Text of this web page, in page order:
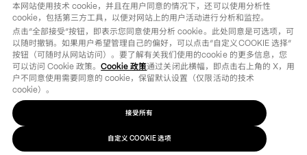
OTB SPA - ALL RIGHTS RESERVED - VAT IT01571110244
法律条款
本网站使用技术 cookie，并且在用户同意的情况下，还可以使用分析性
cookie，包括第三方工具，以便对网站上的用户活动进行分析和监控。
点击“全部接受”按钮，即表示您同意使用分析 cookie。此处同意是可选项，可
以随时撤销。如果用户希望管理自己的偏好，可以点击“自定义COOKIE 选择”
按钮（可随时从网站访问）。要了解有关我们使用的cookie 的更多信息，您
可以访问 Cookie 政策。Cookie 政策通过关闭此横幅，即点击右上角的 X，用
户不同意使用需要同意的 cookie，保留默认设置（仅限活动的技术
cookie）。
接受所有
自定义 COOKIE 选项